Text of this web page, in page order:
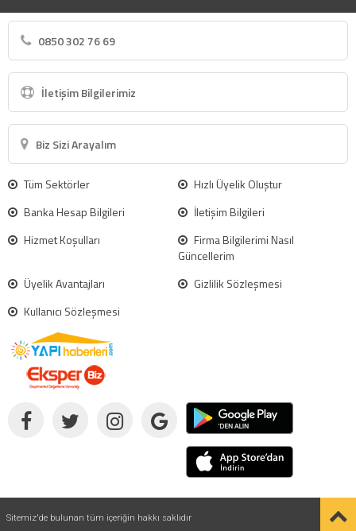
0850 302 76 69
İletişim Bilgilerimiz
Biz Sizi Arayalım
Tüm Sektörler
Hızlı Üyelik Oluştur
Banka Hesap Bilgileri
İletişim Bilgileri
Hizmet Koşulları
Firma Bilgilerimi Nasıl
Güncellerim
Üyelik Avantajları
Gizlilik Sözleşmesi
Kullanıcı Sözleşmesi
Sitemiz'de bulunan tüm içeriğin hakkı saklıdır